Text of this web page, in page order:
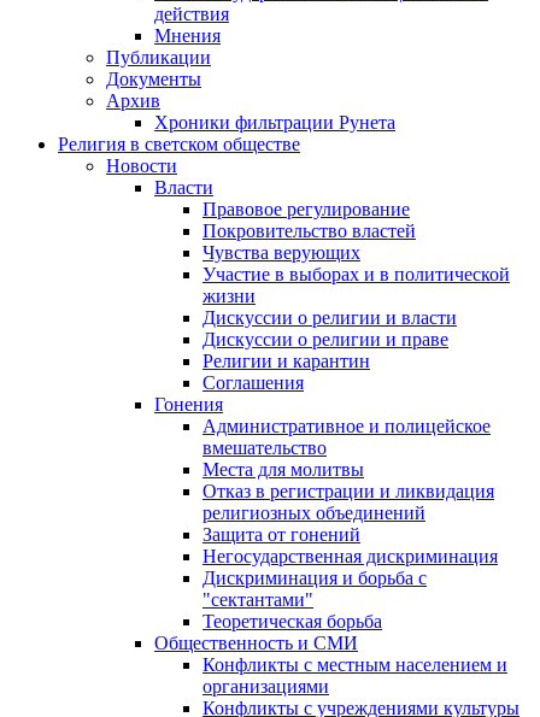
действия
Мнения
Публикации
Документы
Архив
Хроники фильтрации Рунета
Религия в светском обществе
Новости
Власти
Правовое регулирование
Покровительство властей
Чувства верующих
Участие в выборах и в политической
жизни
Дискуссии о религии и власти
Дискуссии о религии и праве
Религии и карантин
Соглашения
Гонения
Административное и полицейское
вмешательство
Места для молитвы
Отказ в регистрации и ликвидация
религиозных объединений
Защита от гонений
Негосударственная дискриминация
Дискриминация и борьба с
"сектантами"
Теоретическая борьба
Общественность и СМИ
Конфликты с местным населением и
организациями
Конфликты с учреждениями культуры